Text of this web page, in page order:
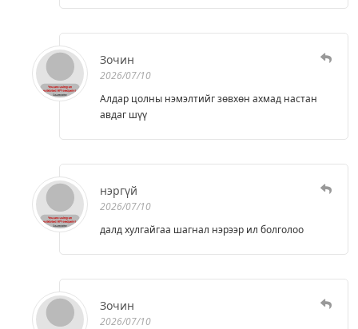
Зочин
2026/07/10
Алдар цолны нэмэлтийг зөвхөн ахмад настан
авдаг шүү
нэргүй
2026/07/10
далд хулгайгаа шагнал нэрээр ил болголоо
Зочин
2026/07/10